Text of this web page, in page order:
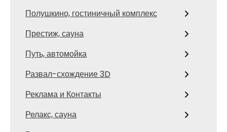
Полушкино, гостиничный комплекс
Престиж, сауна
Путь, автомойка
Развал-схождение 3D
Реклама и Контакты
Релакс, сауна